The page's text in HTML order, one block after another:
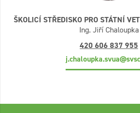
ŠKOLICÍ STŘEDISKO PRO STÁTNÍ
Ing. Jiří Chaloupka
420 606 837 955